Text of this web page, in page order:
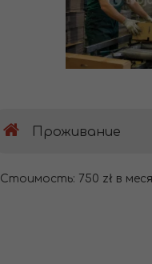
Проживание
Стоимость: 750 zł в